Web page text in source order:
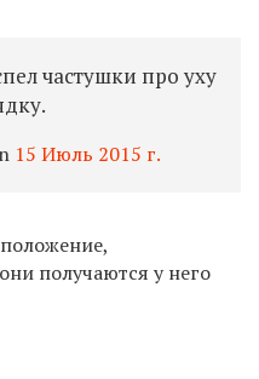
частушки про уху
15 Июль 2015 г.
получаются у него